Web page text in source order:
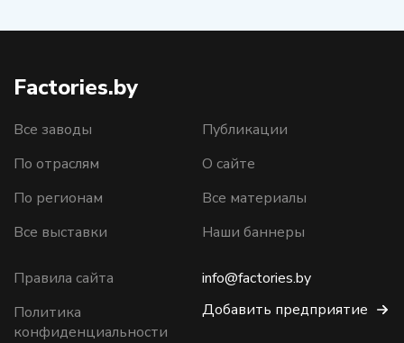
Factories.by
Все заводы
По отраслям
По регионам
Все выставки
Публикации
О сайте
Все материалы
Наши баннеры
Правила сайта
Политика
конфиденциальности
info@factories.by
Добавить предприятие